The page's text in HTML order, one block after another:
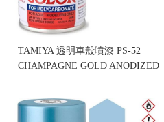
TAMIYA 透明車殼噴漆 PS-52
CHAMPAGNE GOLD ANODIZED
售價:270